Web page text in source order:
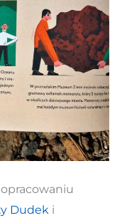
Dudeki